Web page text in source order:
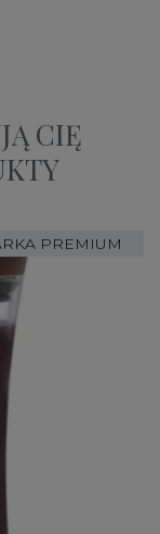
CIĘ
PREMIUM